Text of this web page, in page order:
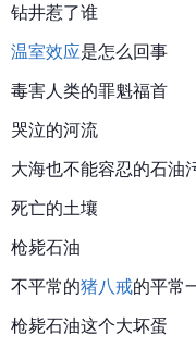
钻井惹了谁
温室效应是怎么回事
毒害人类的罪魁福首
哭泣的河流
大海也不能容忍的石油
死亡的土壤
枪毙石油
不平常的猪八戒的平常
枪毙石油这个大坏蛋